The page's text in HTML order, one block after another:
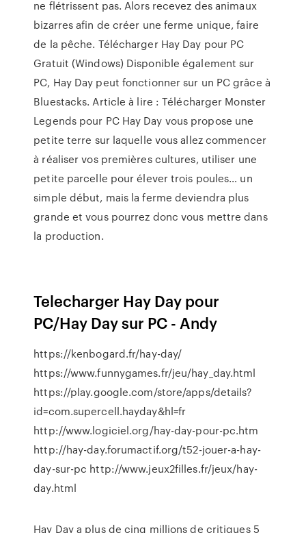
ne flétrissent pas. Alors recevez des animaux
bizarres afin de créer une ferme unique, faire
de la pêche. Télécharger Hay Day pour PC
Gratuit (Windows) Disponible également sur
PC, Hay Day peut fonctionner sur un PC grâce à
Bluestacks. Article à lire : Télécharger Monster
Legends pour PC Hay Day vous propose une
petite terre sur laquelle vous allez commencer
à réaliser vos premières cultures, utiliser une
petite parcelle pour élever trois poules… un
simple début, mais la ferme deviendra plus
grande et vous pourrez donc vous mettre dans
la production.
Telecharger Hay Day pour
PC/Hay Day sur PC - Andy
https://kenbogard.fr/hay-day/
https://www.funnygames.fr/jeu/hay_day.html
https://play.google.com/store/apps/details?
id=com.supercell.hayday&hl=fr
http://www.logiciel.org/hay-day-pour-pc.htm
http://hay-day.forumactif.org/t52-jouer-a-hay-
day-sur-pc http://www.jeux2filles.fr/jeux/hay-
day.html
Hay Day a plus de cinq millions de critiques 5